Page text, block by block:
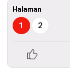
Halaman
1 2